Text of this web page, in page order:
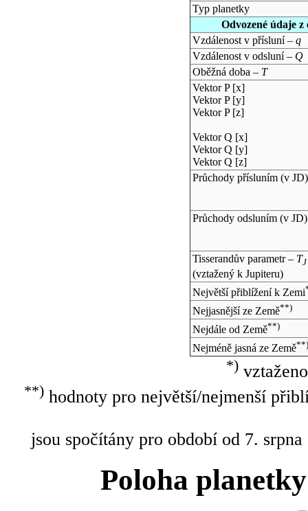
Typ planetky
Odvozené údaje
Vzdálenost v přísluní – q
Vzdálenost v odsluní – Q
Oběžná doba – T
Vektor P [x]
Vektor P [y]
Vektor P [z]
Vektor Q [x]
Vektor Q [y]
Vektor Q [z]
Průchody přísluním (v JD)
Průchody odsluním (v JD)
Tisserandův parametr – TJ
(vztažený k Jupiteru)
Největší přiblížení k Zemi
Nejjasnější ze Země**)
Nejdále od Země**)
Nejméně jasná ze Země**)
*)
**)hodnoty pro největší/nejmenší
jsou spočítány pro období od 7.
Poloha